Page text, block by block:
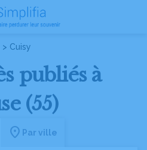
> Cuisy
publiés à
(55)
Par ville